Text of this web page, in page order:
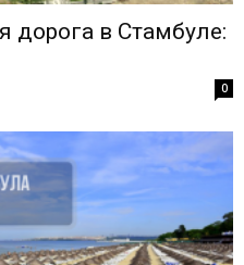
дорога в Стамбуле:
0